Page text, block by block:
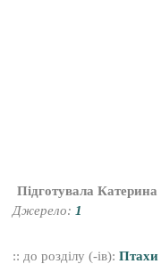
Підготувала
Джерело: 1
:: до розділу (-ів):Птахи